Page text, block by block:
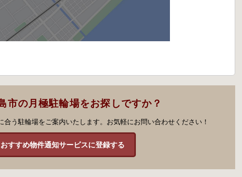
市の月極駐輪場をお探しですか？
合う駐輪場をご案内いたします。お気軽にお問い合わせください！
おすすめ物件通知サービスに登録する